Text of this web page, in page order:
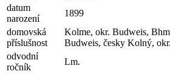
datum
narození
1899
domovská
příslušnost
Kolme, okr. Budweis,
Budweis, česky Kolný,
odvodní
ročník
Lm.